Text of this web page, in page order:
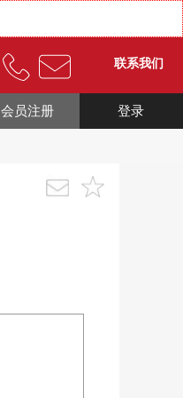
联系我们
登录
会员注册